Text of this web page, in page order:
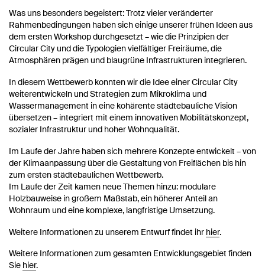
Was uns besonders begeistert: Trotz vieler veränderter
Rahmenbedingungen haben sich einige unserer frühen Ideen aus
dem ersten Workshop durchgesetzt – wie die Prinzipien der
Circular City und die Typologien vielfältiger Freiräume, die
Atmosphären prägen und blaugrüne Infrastrukturen integrieren.
In diesem Wettbewerb konnten wir die Idee einer Circular City
weiterentwickeln und Strategien zum Mikroklima und
Wassermanagement in eine kohärente städtebauliche Vision
übersetzen – integriert mit einem innovativen Mobilitätskonzept,
sozialer Infrastruktur und hoher Wohnqualität.
Im Laufe der Jahre haben sich mehrere Konzepte entwickelt – von
der Klimaanpassung über die Gestaltung von Freiflächen bis hin
zum ersten städtebaulichen Wettbewerb.
Im Laufe der Zeit kamen neue Themen hinzu: modulare
Holzbauweise in großem Maßstab, ein höherer Anteil an
Wohnraum und eine komplexe, langfristige Umsetzung.
Weitere Informationen zu unserem Entwurf findet ihr hier.
Weitere Informationen zum gesamten Entwicklungsgebiet finden
Sie hier.